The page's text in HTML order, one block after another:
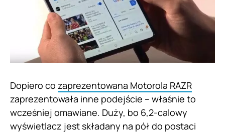
Dopiero co zaprezentowana Motorola RAZR
zaprezentowała inne podejście – właśnie to
wcześniej omawiane. Duży, bo 6,2-calowy
wyświetlacz jest składany na pół do postaci